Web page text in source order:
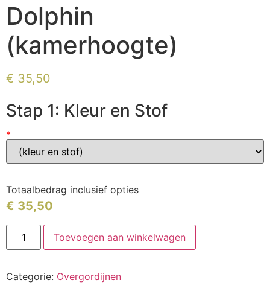
Dolphin
(kamerhoogte)
€ 35,50
Stap 1: Kleur en Stof
*
Totaalbedrag inclusief opties
€ 35,50
Toevoegen aan winkelwagen
Categorie: Overgordijnen